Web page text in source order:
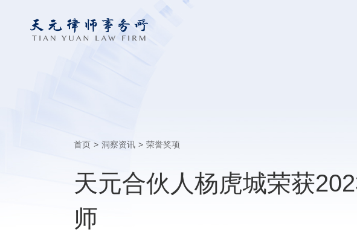
首页 > 洞察资讯 > 荣誉奖项
天元合伙人杨虎城荣获
师